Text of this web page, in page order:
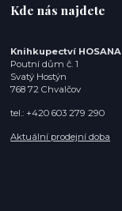
Kde nás najdete
Knihkupectví HOSANA
Poutní dům č. 1
Svatý Hostýn
768 72 Chvalčov
tel.: +420 603 279 290
Aktuální prodejní doba